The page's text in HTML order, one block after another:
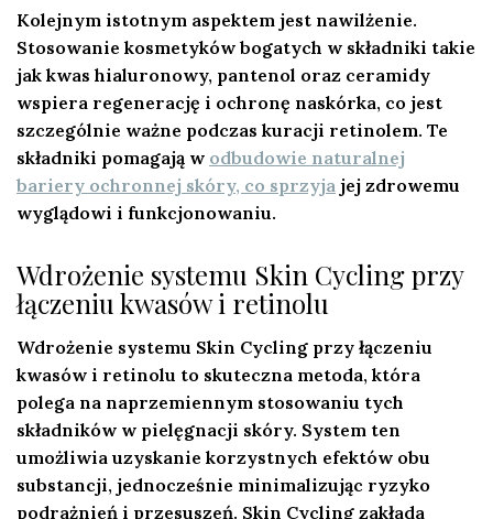
Kolejnym istotnym aspektem jest nawilżenie.
Stosowanie kosmetyków bogatych w składniki takie
jak kwas hialuronowy, pantenol oraz ceramidy
wspiera regenerację i ochronę naskórka, co jest
szczególnie ważne podczas kuracji retinolem. Te
składniki pomagają w odbudowie naturalnej
bariery ochronnej skóry, co sprzyja jej zdrowemu
wyglądowi i funkcjonowaniu.
Wdrożenie systemu Skin Cycling przy
łączeniu kwasów i retinolu
Wdrożenie systemu Skin Cycling przy łączeniu
kwasów i retinolu to skuteczna metoda, która
polega na naprzemiennym stosowaniu tych
składników w pielęgnacji skóry. System ten
umożliwia uzyskanie korzystnych efektów obu
substancji, jednocześnie minimalizując ryzyko
podrażnień i przesuszeń. Skin Cycling zakłada